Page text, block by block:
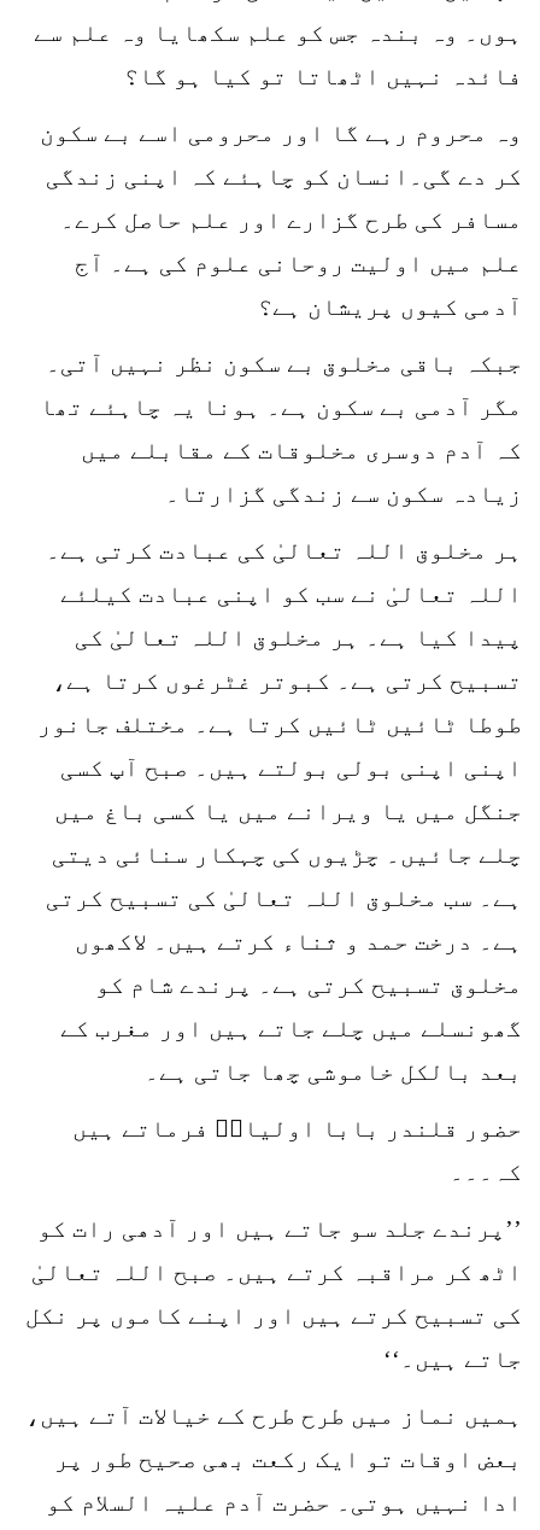
ہوں۔ وہ بندہ جس کو علم سکھایا وہ علم سے
فائدہ نہیں اٹھاتا تو کیا ہو گا؟
وہ محروم رہے گا اور محرومی اسے بے سکون
کر دے گی۔انسان کو چاہئے کہ اپنی زندگی
مسافر کی طرح گزارے اور علم حاصل کرے۔
علم میں اولیت روحانی علوم کی ہے۔ آج
آدمی کیوں پریشان ہے؟
جبکہ باقی مخلوق بے سکون نظر نہیں آتی۔
مگر آدمی بے سکون ہے۔ ہونا یہ چاہئے تھا
کہ آدم دوسری مخلوقات کے مقابلے میں
زیادہ سکون سے زندگی گزارتا۔
ہر مخلوق اللہ تعالیٰ کی عبادت کرتی ہے۔
اللہ تعالیٰ نے سب کو اپنی عبادت کیلئے
پیدا کیا ہے۔ ہر مخلوق اللہ تعالیٰ کی
تسبیح کرتی ہے۔ کبوتر غٹرغوں کرتا ہے،
طوطا ٹائیں ٹائیں کرتا ہے۔ مختلف جانور
اپنی اپنی بولی بولتے ہیں۔ صبح آپ کسی
جنگل میں یا ویرانے میں یا کسی باغ میں
چلے جائیں۔ چڑیوں کی چہکار سنائی دیتی
ہے۔ سب مخلوق اللہ تعالیٰ کی تسبیح کرتی
ہے۔ درخت حمد و ثناء کرتے ہیں۔ لاکھوں
مخلوق تسبیح کرتی ہے۔ پرندے شام کو
گھونسلے میں چلے جاتے ہیں اور مغرب کے
بعد بالکل خاموشی چھا جاتی ہے۔
حضور قلندر بابا اولیاءؒ فرماتے ہیں
کہ۔۔۔
’’پرندے جلد سو جاتے ہیں اور آدھی رات کو
اٹھ کر مراقبہ کرتے ہیں۔ صبح اللہ تعالیٰ
کی تسبیح کرتے ہیں اور اپنے کاموں پر نکل
جاتے ہیں۔‘‘
ہمیں نماز میں طرح طرح کے خیالات آتے ہیں،
بعض اوقات تو ایک رکعت بھی صحیح طور پر
ادا نہیں ہوتی۔ حضرت آدم علیہ السلام کو